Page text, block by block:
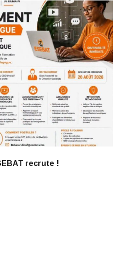
recrute !